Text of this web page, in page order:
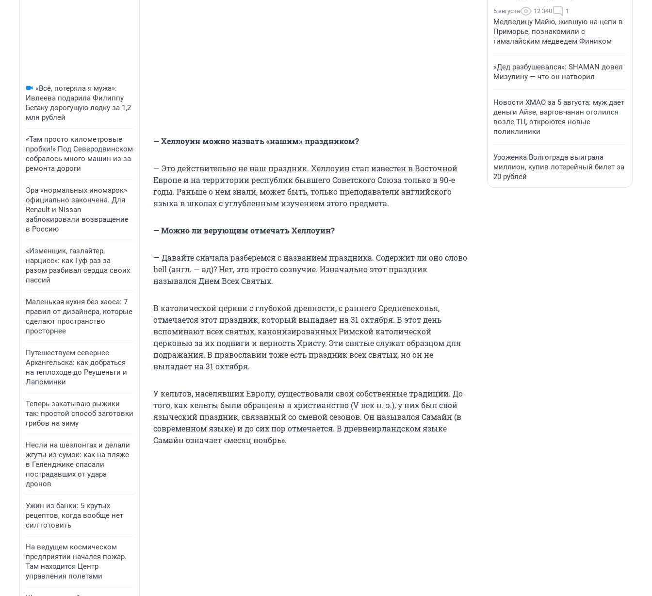
«Всё, потеряла я мужа»:
Ивлеева подарила Филиппу
Бегаку дорогущую лодку за 1,2
млн рублей
«Там просто километровые
пробки!» Под Северодвинском
собралось много машин из-за
ремонта дороги
Эра «нормальных иномарок»
официально закончена. Для
Renault и Nissan
заблокировали возвращение
в Россию
«Изменщик, газлайтер,
нарцисс»: как Гуф раз за
разом разбивал сердца своих
пассий
Маленькая кухня без хаоса: 7
правил от дизайнера, которые
сделают пространство
просторнее
Путешествуем севернее
Архангельска: как добраться
на теплоходе до Реушеньги и
Лапоминки
Теперь закатываю рыжики
так: простой способ заготовки
грибов на зиму
Несли на шезлонгах и делали
жгуты из сумок: как на пляже
в Геленджике спасали
пострадавших от удара
дронов
Ужин из банки: 5 крутых
рецептов, когда вообще нет
сил готовить
На ведущем космическом
предприятии начался пожар.
Там находится Центр
управления полетами
— Хеллоуин можно назвать «нашим» праздником?
— Это действительно не наш праздник. Хеллоуин стал известен в Восточной
Европе и на территории республик бывшего Советского Союза только в 90-е
годы. Раньше о нем знали, может быть, только преподаватели английского
языка в школах с углубленным изучением этого предмета.
— Можно ли верующим отмечать Хеллоуин?
— Давайте сначала разберемся с названием праздника. Содержит ли оно слово
hell (англ. — ад)? Нет, это просто созвучие. Изначально этот праздник
назывался Днем Всех Святых.
В католической церкви с глубокой древности, с раннего Средневековья,
отмечается этот праздник, который выпадает на 31 октября. В этот день
вспоминают всех святых, канонизированных Римской католической
церковью за их подвиги и верность Христу. Эти святые служат образцом для
подражания. В православии тоже есть праздник всех святых, но он не
выпадает на 31 октября.
У кельтов, населявших Европу, существовали свои собственные традиции. До
того, как кельты были обращены в христианство (V век н. э.), у них был свой
языческий праздник, связанный со сменой сезонов. Он назывался Самайн (в
современном языке) и до сих пор отмечается. В древнеирландском языке
Самайн означает «месяц ноябрь».
5 августа 12 340 1
Медведицу Майю, жившую на цепи в
Приморье, познакомили с
гималайским медведем Фиником
«Дед разбушевался»: SHAMAN довел
Мизулину — что он натворил
Новости ХМАО за 5 августа: муж дает
деньги Айзе, вартовчанин оголился
возле ТЦ, откроются новые
поликлиники
Уроженка Волгограда выиграла
миллион, купив лотерейный билет за
20 рублей